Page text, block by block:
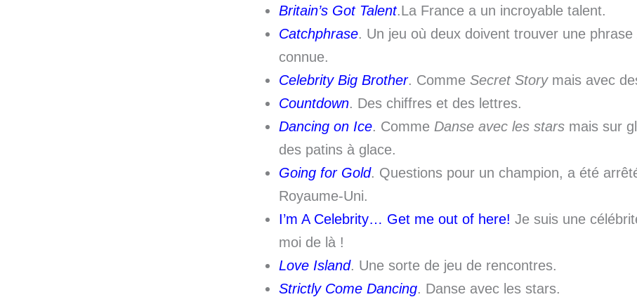
Britain’s Got Talent.La France a un incroyable talent.
Catchphrase. Un jeu où deux doivent trouver une phrase
connue.
Celebrity Big Brother. Comme Secret Storymais avec
Countdown. Des chiffres et des lettres.
Dancing on Ice. Comme Danse avec les stars mais sur
des patins à glace.
Going for Gold. Questions pour un champion, a été
Royaume-Uni.
I’m A Celebrity… Get me out of here! Je suis une
moi de là !
Love Island. Une sorte de jeu de rencontres.
Strictly Come Dancing. Danse avec les stars.